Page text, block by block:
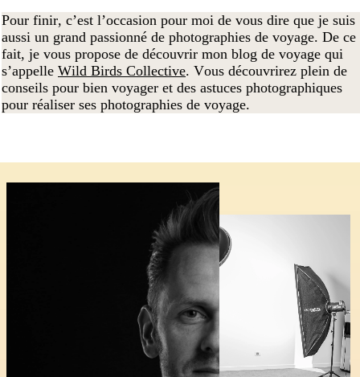
Pour finir, c’est l’occasion pour moi de vous dire que je suis
aussi un grand passionné de photographies de voyage. De ce
fait, je vous propose de découvrir mon blog de voyage qui
s’appelle Wild Birds Collective. Vous découvrirez plein de
conseils pour bien voyager et des astuces photographiques
pour réaliser ses photographies de voyage.